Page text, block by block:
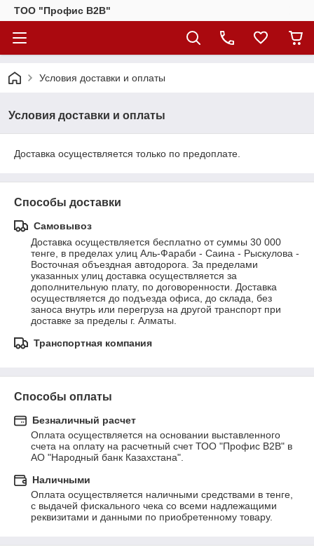
ТОО "Профис В2В"
Условия доставки и оплаты
Условия доставки и оплаты
Доставка осуществляется только по предоплате.
Способы доставки
Самовывоз
Доставка осуществляется бесплатно от суммы 30 000
тенге, в пределах улиц Аль-Фараби - Саина - Рыскулова -
Восточная объездная автодорога. За пределами
указанных улиц доставка осуществляется за
дополнительную плату, по договоренности. Доставка
осуществляется до подъезда офиса, до склада, без
заноса внутрь или перегруза на другой транспорт при
доставке за пределы г. Алматы.
Транспортная компания
Способы оплаты
Безналичный расчет
Оплата осуществляется на основании выставленного
счета на оплату на расчетный счет ТОО "Профис В2В" в
АО "Народный банк Казахстана".
Наличными
Оплата осуществляется наличными средствами в тенге,
с выдачей фискального чека со всеми надлежащими
реквизитами и данными по приобретенному товару.